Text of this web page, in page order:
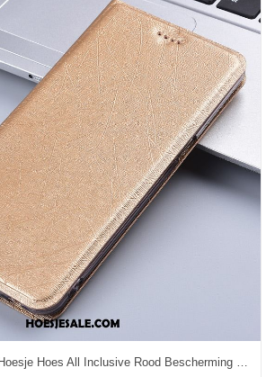
Xiaomi Mi Note 10 Hoesje Hoes All Inclusive Rood Bescherming Mobiele Telefoon Kopen